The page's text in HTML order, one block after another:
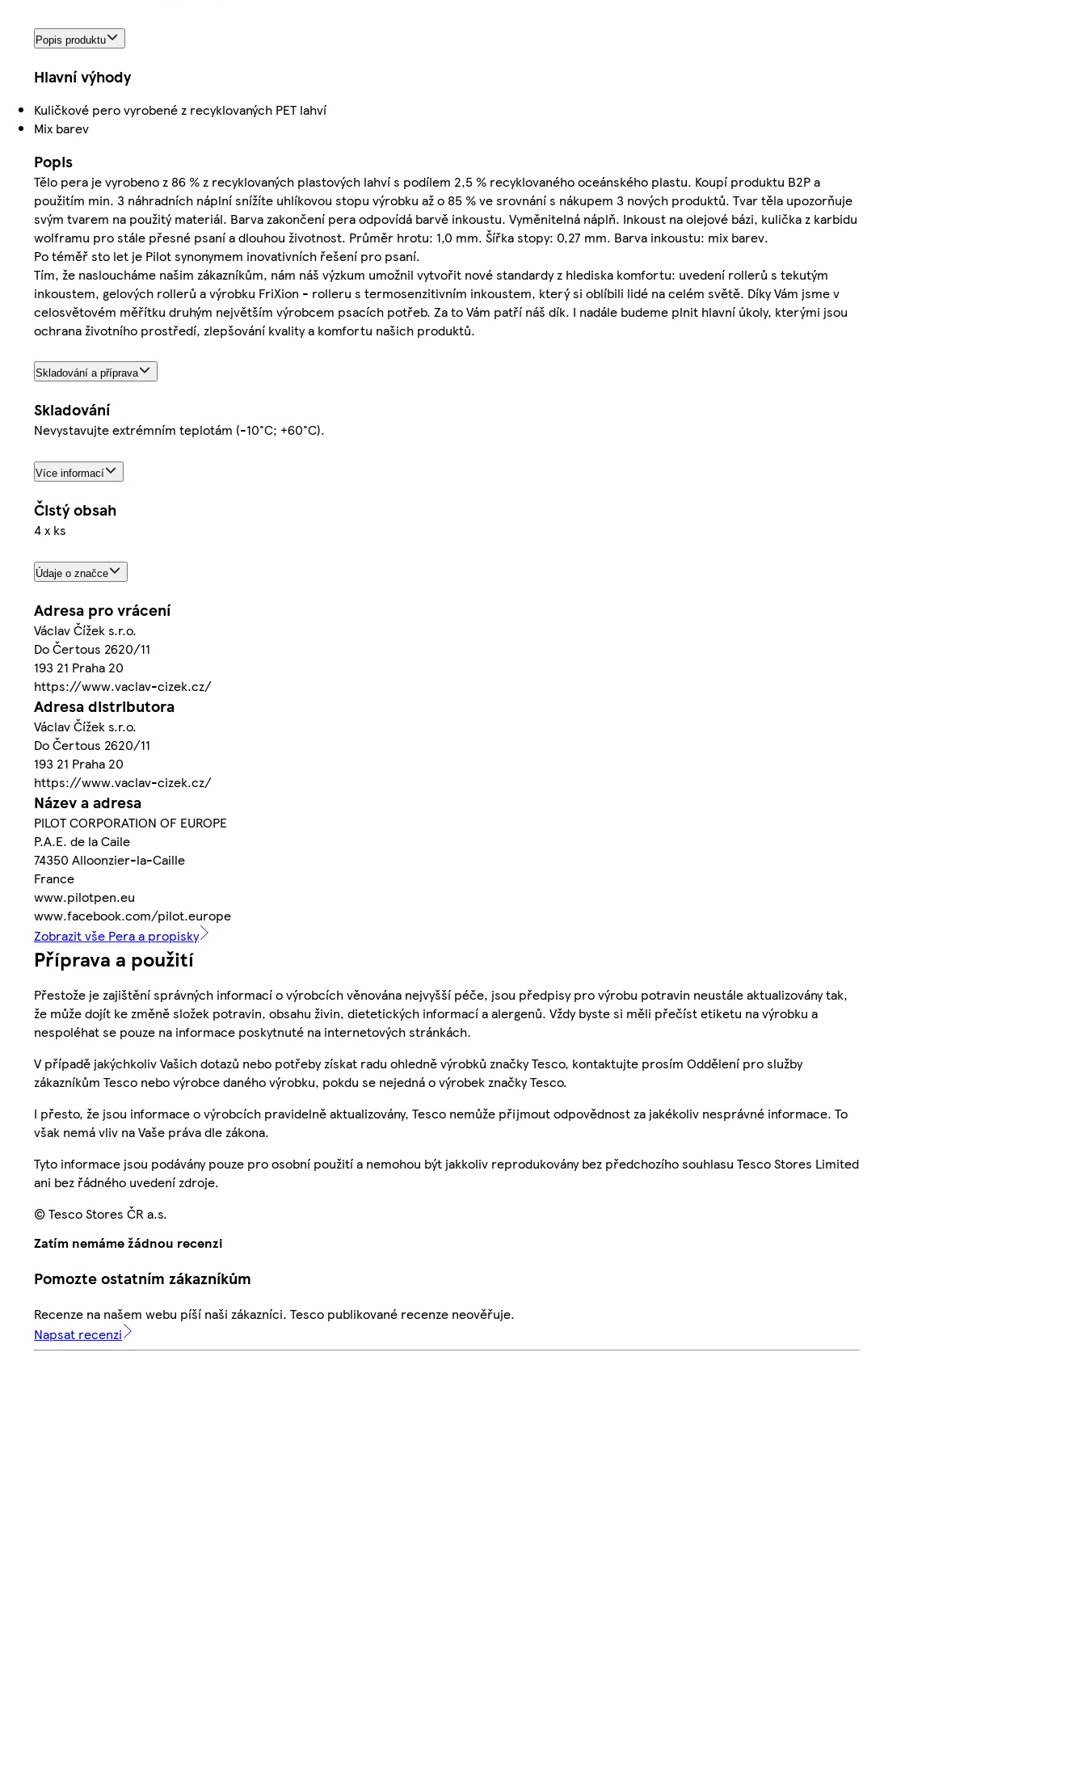
Popis produktu
Hlavní výhody
Kuličkové pero vyrobené z recyklovaných PET lahví
Mix barev
Popis
Tělo pera je vyrobeno z 86 % z recyklovaných plastových lahví s podílem 2,5 % recyklovaného oceánského plastu. Koupí produktu B2P a
použitím min. 3 náhradních náplní snížíte uhlíkovou stopu výrobku až o 85 % ve srovnání s nákupem 3 nových produktů. Tvar těla upozorňuje
svým tvarem na použitý materiál. Barva zakončení pera odpovídá barvě inkoustu. Vyměnitelná náplň. Inkoust na olejové bázi, kulička z karbidu
wolframu pro stále přesné psaní a dlouhou životnost. Průměr hrotu: 1,0 mm. Šířka stopy: 0,27 mm. Barva inkoustu: mix barev.
Po téměř sto let je Pilot synonymem inovativních řešení pro psaní.
Tím, že nasloucháme našim zákazníkům, nám náš výzkum umožnil vytvořit nové standardy z hlediska komfortu: uvedení rollerů s tekutým
inkoustem, gelových rollerů a výrobku FriXion - rolleru s termosenzitivním inkoustem, který si oblíbili lidé na celém světě. Díky Vám jsme v
celosvětovém měřítku druhým největším výrobcem psacích potřeb. Za to Vám patří náš dík. I nadále budeme plnit hlavní úkoly, kterými jsou
ochrana životního prostředí, zlepšování kvality a komfortu našich produktů.
Skladování a příprava
Skladování
Nevystavujte extrémním teplotám (-10°C; +60°C).
Více informací
Čistý obsah
4 x ks
Údaje o značce
Adresa pro vrácení
Václav Čížek s.r.o.
Do Čertous 2620/11
193 21 Praha 20
https://www.vaclav-cizek.cz/
Adresa distributora
Václav Čížek s.r.o.
Do Čertous 2620/11
193 21 Praha 20
https://www.vaclav-cizek.cz/
Název a adresa
PILOT CORPORATION OF EUROPE
P.A.E. de la Caile
74350 Alloonzier-la-Caille
France
www.pilotpen.eu
www.facebook.com/pilot.europe
Zobrazit vše Pera a propisky
Příprava a použití
Přestože je zajištění správných informací o výrobcích věnována nejvyšší péče, jsou předpisy pro výrobu potravin neustále aktualizovány tak,
že může dojít ke změně složek potravin, obsahu živin, dietetických informací a alergenů. Vždy byste si měli přečíst etiketu na výrobku a
nespoléhat se pouze na informace poskytnuté na internetových stránkách.
V případě jakýchkoliv Vašich dotazů nebo potřeby získat radu ohledně výrobků značky Tesco, kontaktujte prosím Oddělení pro služby
zákazníkům Tesco nebo výrobce daného výrobku, pokdu se nejedná o výrobek značky Tesco.
I přesto, že jsou informace o výrobcích pravidelně aktualizovány, Tesco nemůže přijmout odpovědnost za jakékoliv nesprávné informace. To
však nemá vliv na Vaše práva dle zákona.
Tyto informace jsou podávány pouze pro osobní použití a nemohou být jakkoliv reprodukovány bez předchozího souhlasu Tesco Stores Limited
ani bez řádného uvedení zdroje.
© Tesco Stores ČR a.s.
Zatím nemáme žádnou recenzi
Pomozte ostatním zákazníkům
Recenze na našem webu píší naši zákazníci. Tesco publikované recenze neověřuje.
Napsat recenzi